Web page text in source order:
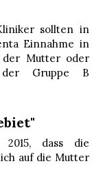
sollten in
Einnahme in
der Mutter oder
der Gruppe B
dass die
auf die Mutter